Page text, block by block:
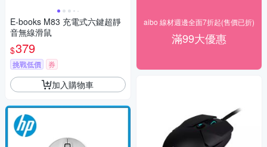
E-books M83 充電式六鍵超靜
音無線滑鼠
$379
挑戰低價 券
加入購物車
aibo 線材週邊全面7折起(售價已折)
滿99大優惠